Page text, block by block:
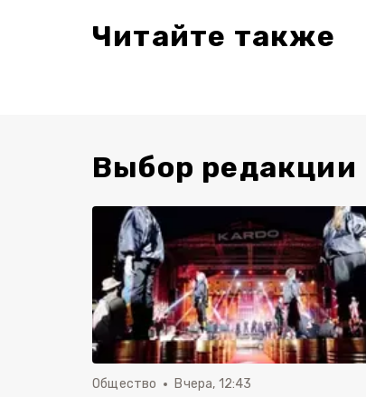
Читайте также
Выбор редакции
Общество Вчера, 12:43